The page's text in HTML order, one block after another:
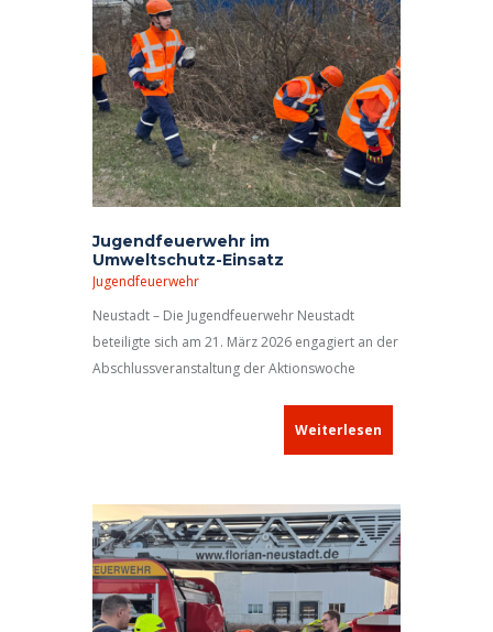
Jugendfeuerwehr im
Umweltschutz-Einsatz
Jugendfeuerwehr
Neustadt – Die Jugendfeuerwehr Neustadt
beteiligte sich am 21. März 2026 engagiert an der
Abschlussveranstaltung der Aktionswoche
Kreisstadt von weggeworfenem Müll und Unrat
Weiterlesen